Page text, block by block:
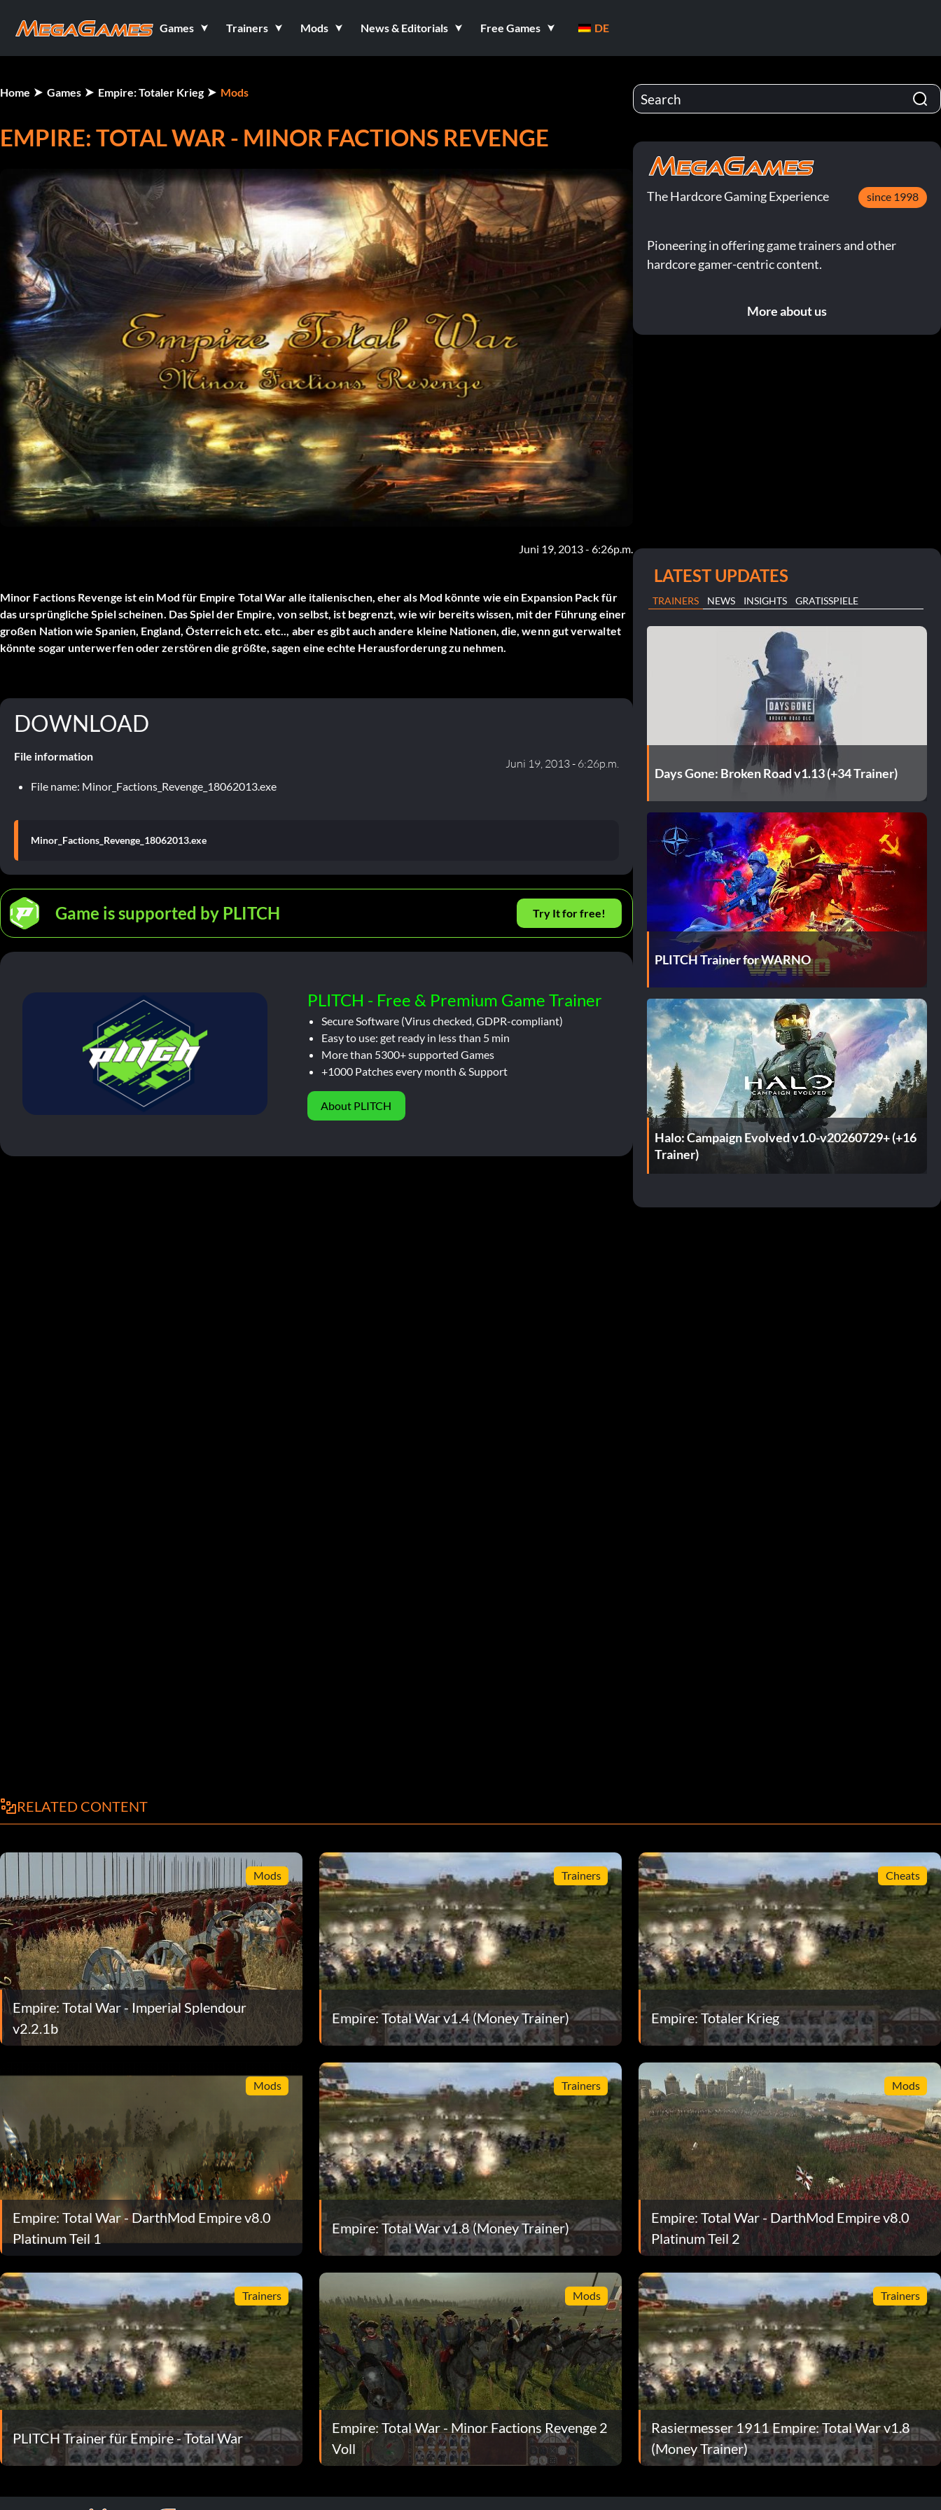
Games Trainers Mods News & Editorials Free Games DE
Home Games Empire: Totaler Krieg Mods
EMPIRE: TOTAL WAR - MINOR FACTIONS REVENGE
Juni 19, 2013 - 6:26p.m.
Minor Factions Revenge ist ein Mod für Empire Total War alle italienischen, eher als Mod könnte wie ein Expansion Pack für
das ursprüngliche Spiel scheinen. Das Spiel der Empire, von selbst, ist begrenzt, wie wir bereits wissen, mit der Führung einer
großen Nation wie Spanien, England, Österreich etc. etc.., aber es gibt auch andere kleine Nationen, die, wenn gut verwaltet
könnte sogar unterwerfen oder zerstören die größte, sagen eine echte Herausforderung zu nehmen.
DOWNLOAD
File information
Juni 19, 2013 - 6:26p.m.
File name: Minor_Factions_Revenge_18062013.exe
Minor_Factions_Revenge_18062013.exe
Game is supported by PLITCH Try It for free!
PLITCH - Free & Premium Game Trainer
Secure Software (Virus checked, GDPR-compliant)
Easy to use: get ready in less than 5 min
More than 5300+ supported Games
+1000 Patches every month & Support
About PLITCH
The Hardcore Gaming Experience since 1998
Pioneering in offering game trainers and other
hardcore gamer-centric content.
More about us
LATEST UPDATES
TRAINERS NEWS INSIGHTS GRATISSPIELE
Days Gone: Broken Road v1.13 (+34 Trainer)
PLITCH Trainer for WARNO
Halo: Campaign Evolved v1.0-v20260729+ (+16
Trainer)
RELATED CONTENT
Mods
Empire: Total War - Imperial Splendour
v2.2.1b
Trainers
Empire: Total War v1.4 (Money Trainer)
Cheats
Empire: Totaler Krieg
Mods
Empire: Total War - DarthMod Empire v8.0
Platinum Teil 1
Trainers
Empire: Total War v1.8 (Money Trainer)
Mods
Empire: Total War - DarthMod Empire v8.0
Platinum Teil 2
Trainers
PLITCH Trainer für Empire - Total War
Mods
Empire: Total War - Minor Factions Revenge 2
Voll
Trainers
Rasiermesser 1911 Empire: Total War v1.8
(Money Trainer)